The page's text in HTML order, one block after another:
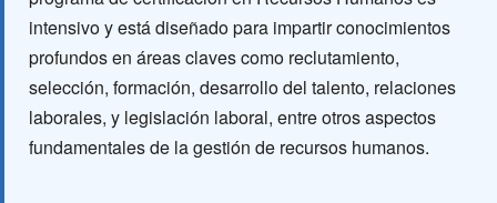
intensivo y está diseñado para impartir conocimientos
profundos en áreas claves como reclutamiento,
selección, formación, desarrollo del talento, relaciones
laborales, y legislación laboral, entre otros aspectos
fundamentales de la gestión de recursos humanos.